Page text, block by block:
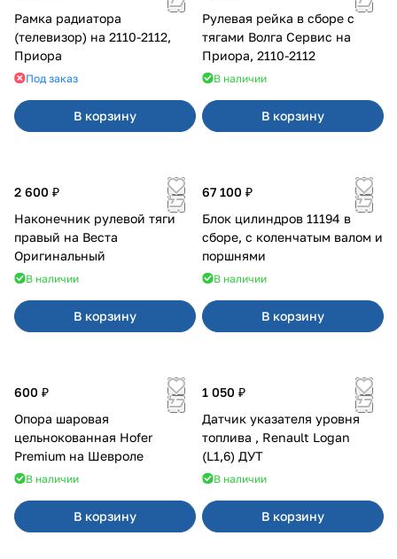
Рамка радиатора
(телевизор) на 2110-2112,
Приора
Под заказ
В корзину
Рулевая рейка в сборе с
тягами Волга Сервис на
Приора, 2110-2112
В наличии
В корзину
2 600 ₽
Наконечник рулевой тяги
правый на Веста
Оригинальный
В наличии
В корзину
67 100 ₽
Блок цилиндров 11194 в
сборе, с коленчатым валом и
поршнями
В наличии
В корзину
600 ₽
Опора шаровая
цельнокованная Hofer
Premium на Шевроле
В наличии
В корзину
1 050 ₽
Датчик указателя уровня
топлива , Renault Logan
(L1,6) ДУТ
В наличии
В корзину